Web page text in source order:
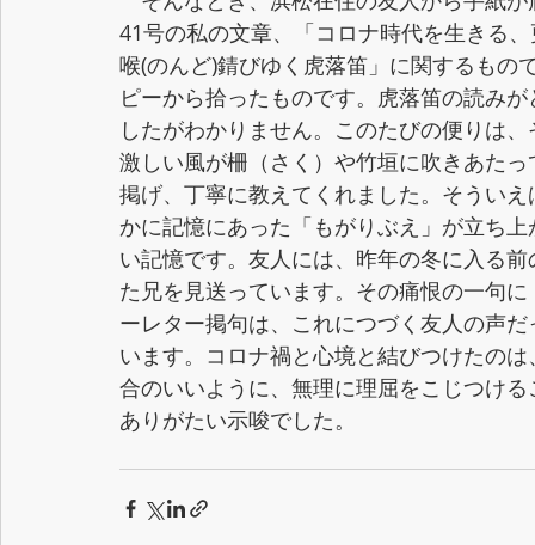
41号の私の文章、「コロナ時代を生きる
喉(のんど)錆びゆく虎落笛」に関するもの
ピーから拾ったものです。虎落笛の読み
したがわかりません。このたびの便りは
激しい風が柵（さく）や竹垣に吹きあた
掲げ、丁寧に教えてくれました。そうい
かに記憶にあった「もがりぶえ」が立ち
い記憶です。友人には、昨年の冬に入る
た兄を見送っています。その痛恨の一句
ーレター掲句は、これにつづく友人の声
います。コロナ禍と心境と結びつけたの
合のいいように、無理に理屈をこじつけ
ありがたい示唆でした。